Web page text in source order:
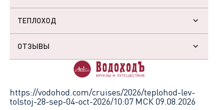
ТЕПЛОХОД
ОТЗЫВЫ
https://vodohod.com/cruises/2026/teplohod-lev-
tolstoj-28-sep-04-oct-2026/10:07 МСК 09.08.2026